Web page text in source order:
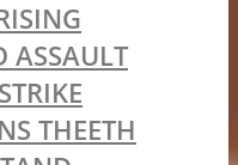
ASSAULT
THEETH